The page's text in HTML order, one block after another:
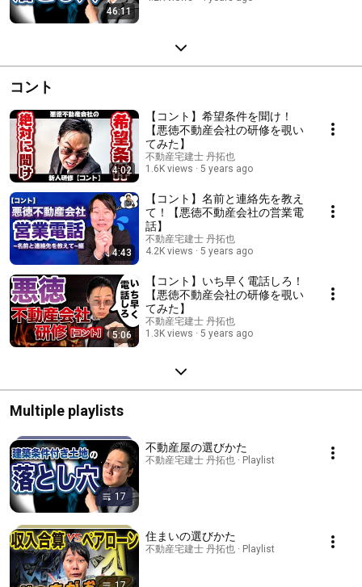
46:11
コント
4:02
【コント】希望条件を聞け！
【悪徳不動産会社の研修を覗い
てみた】
不動産宅建士 丹拓也
1.6K views
5 years ago
4:43
【コント】名前と連絡先を教え
て！【悪徳不動産会社の営業電
話】
不動産宅建士 丹拓也
4.2K views
5 years ago
5:06
【コント】いち早く電話しろ！
【悪徳不動産会社の研修を覗い
てみた】
不動産宅建士 丹拓也
1.3K views
5 years ago
Multiple playlists
17
不動産屋の選びかた
不動産宅建士 丹拓也 · Playlist
住まいの選びかた
不動産宅建士 丹拓也 · Playlist